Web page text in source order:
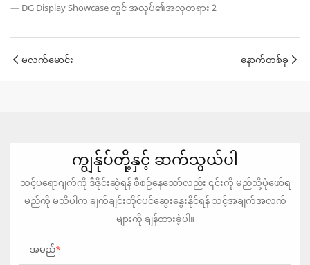
မလက်မောင်း နောက်တစ်ခု
ကျွန်ုပ်တို့နှင့် ဆက်သွယ်ပါ
သင့်ပရောဂျက်ကို ဒီဇိုင်းဆွဲရန် စီစဉ်နေသော်လည်း ၎င်းကို မည်သို့ပုံဖော်ရ
မည်ကို မသိပါက ချက်ချင်းတိုင်ပင်ဆွေးနွေးနိုင်ရန် သင့်အချက်အလက်
များကို ချန်ထားခဲ့ပါ။
အမည်